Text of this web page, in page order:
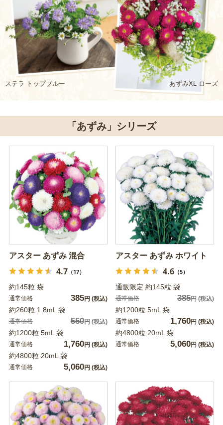
ステラ トップブルー あずみXL ローズ
「あずみ」シリーズ
アスター あずみ 混合
4.7（17）
約145粒 袋
通常価格 385円 (税込)
約260粒 1.8mL 袋
通常価格 550円(税込)
約1200粒 5mL 袋
通常価格 1,760円 (税込)
約4800粒 20mL 袋
通常価格 5,060円 (税込)
アスター あずみ ホワイト
4.6（5）
通販限定 約145粒 袋
通常価格 385円(税込)
約1200粒 5mL 袋
通常価格 1,760円 (税込)
約4800粒 20mL 袋
通常価格 5,060円 (税込)